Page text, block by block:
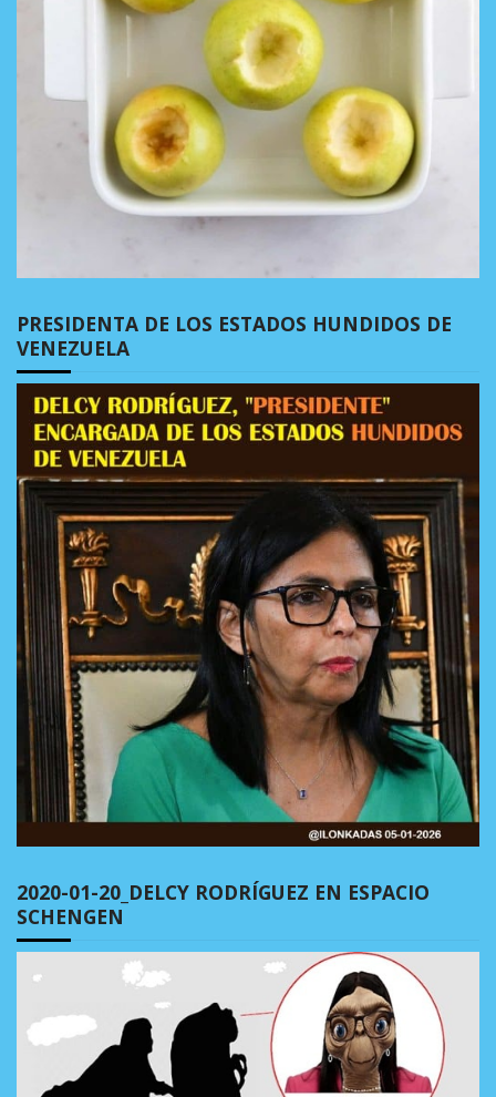
PRESIDENTA DE LOS ESTADOS HUNDIDOS DE
VENEZUELA
2020-01-20_DELCY RODRÍGUEZ EN ESPACIO
SCHENGEN